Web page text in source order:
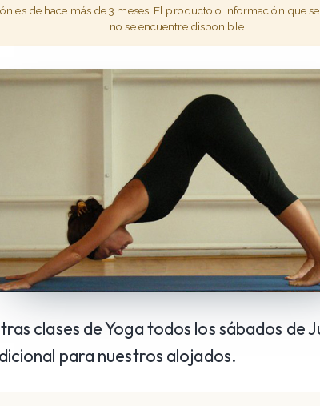
es de hace más de 3 meses. El producto o información que
no se encuentre disponible.
clases de Yoga todos los sábados de
para nuestros alojados.